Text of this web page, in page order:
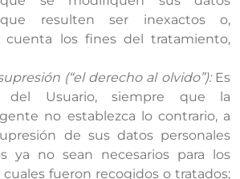
que resulten ser inexactos o,
los fines del tratamiento,
(“el derecho al olvido”):Es
del Usuario, siempre que la
no establezca lo contrario, a
de sus datos personales
ya no sean necesarios para los
cuales fueron recogidos o tratados;